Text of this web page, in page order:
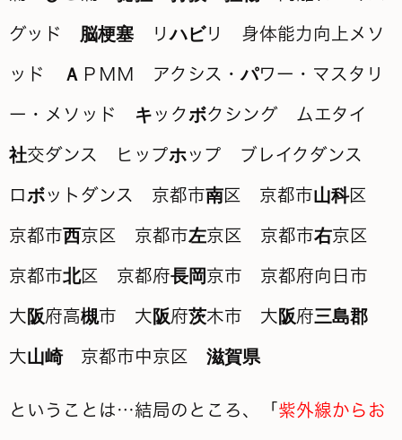
ということは…結局のところ、「 紫外線からお